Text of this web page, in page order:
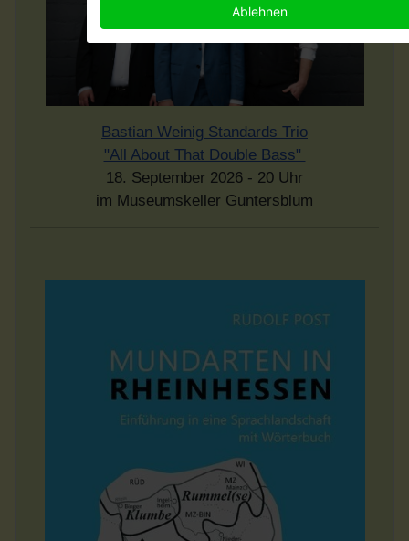
Bastian Weinig Standards Trio
"All About That Double Bass"
18. September 2026 - 20 Uhr
im Museumskeller Guntersblum
Ablehnen